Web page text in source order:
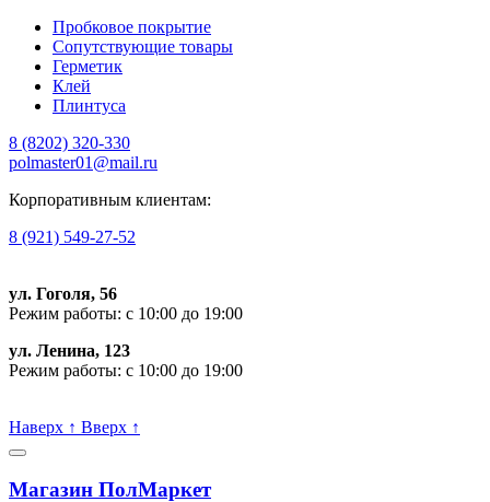
Пробковое покрытие
Сопутствующие товары
Герметик
Клей
Плинтуса
8 (8202) 320-330
polmaster01@mail.ru
Корпоративным клиентам:
8 (921) 549-27-52
ул. Гоголя, 56
Режим работы: с 10:00 до 19:00
ул. Ленина, 123
Режим работы: с 10:00 до 19:00
Наверх ↑ Вверх ↑
Магазин ПолМаркет